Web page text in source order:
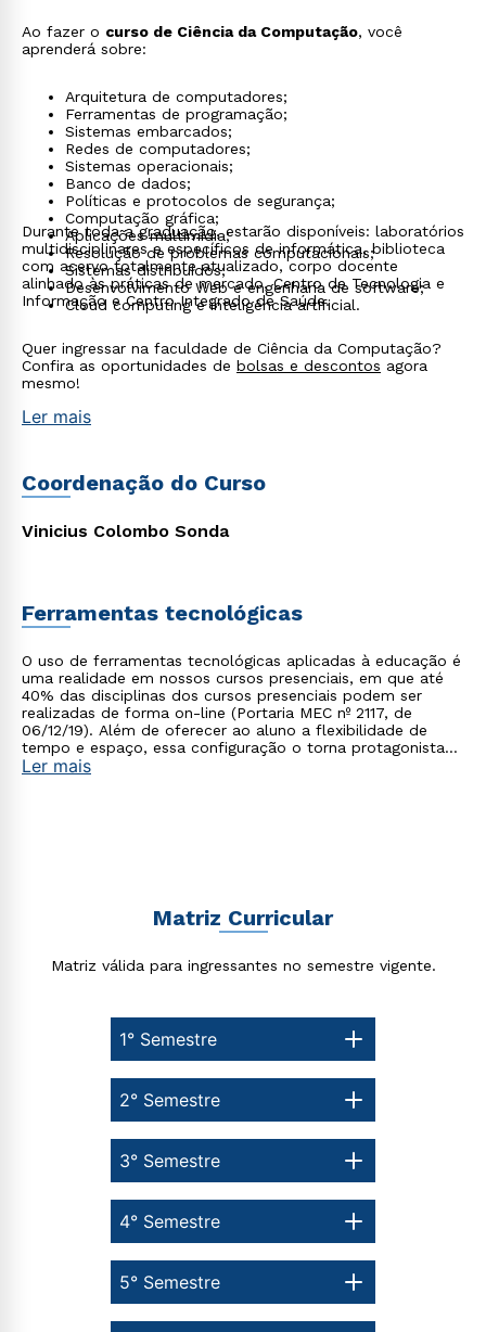
Ao fazer o curso de Ciência da Computação, você
aprenderá sobre:
Arquitetura de computadores;
Ferramentas de programação;
Sistemas embarcados;
Redes de computadores;
Sistemas operacionais;
Banco de dados;
Políticas e protocolos de segurança;
Computação gráfica;
Aplicações multimídia;
Resolução de problemas computacionais;
Sistemas distribuídos;
Desenvolvimento Web e engenharia de software;
Cloud computing e inteligência artificial.
Durante toda agraduação, estarão disponíveis: laboratórios
multidisciplinares e específicos de informática, biblioteca
com acervo totalmente atualizado, corpo docente
alinhado às práticas de mercado, Centro de Tecnologia e
Informação e Centro Integrado de Saúde.
Quer ingressar na faculdade de Ciência da Computação?
Confira as oportunidades de bolsas e descontos agora
mesmo!
Ler mais
Coordenação do Curso
Vinicius Colombo Sonda
Ferramentas tecnológicas
O uso de ferramentas tecnológicas aplicadas à educação é
uma realidade em nossos cursos presenciais, em que até
40% das disciplinas dos cursos presenciais podem ser
realizadas de forma on-line (Portaria MEC nº 2117, de
06/12/19). Além de oferecer ao aluno a flexibilidade de
tempo e espaço, essa configuração o torna protagonista
no processo de construção do seu conhecimento.
Ler mais
Matriz Curricular
Matriz válida para ingressantes no semestre vigente.
1° Semestre
5° Semestre
4° Semestre
3° Semestre
2° Semestre
Rápido e fácil
WhatsApp
ou